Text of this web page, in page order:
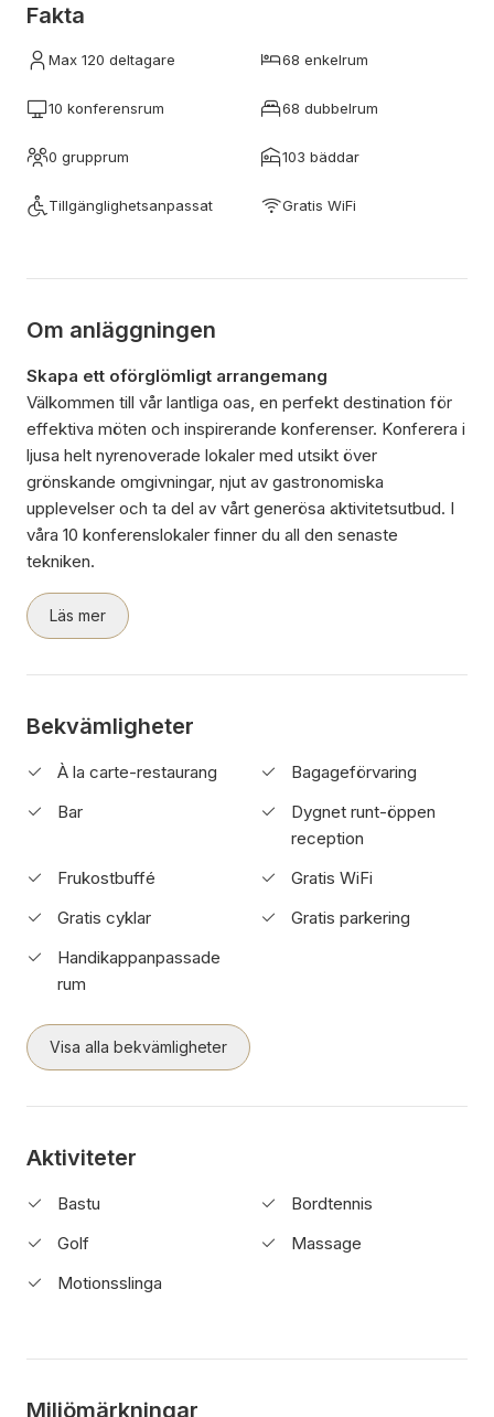
Fakta
Max 120 deltagare 68 enkelrum
10 konferensrum 68 dubbelrum
0 grupprum 103 bäddar
Tillgänglighetsanpassat Gratis WiFi
Om anläggningen
Skapa ett oförglömligt arrangemang
Välkommen till vår lantliga oas, en perfekt destination för
effektiva möten och inspirerande konferenser. Konferera i
ljusa helt nyrenoverade lokaler med utsikt över
grönskande omgivningar, njut av gastronomiska
upplevelser och ta del av vårt generösa aktivitetsutbud. I
våra 10 konferenslokaler finner du all den senaste
tekniken.
Läs mer
Bekvämligheter
À la carte-restaurang
Bagageförvaring
Bar
Dygnet runt-öppen
reception
Frukostbuffé
Gratis WiFi
Gratis cyklar
Gratis parkering
Handikappanpassade
rum
Visa alla bekvämligheter
Aktiviteter
Bastu
Bordtennis
Golf
Massage
Motionsslinga
Miljömärkningar